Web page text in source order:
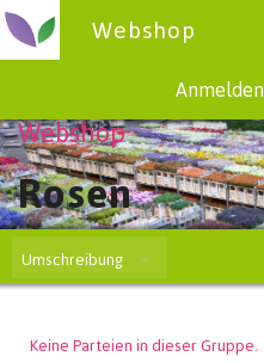
Webshop
Anmelden
Webshop
Rosen
Umschreibung
Keine Parteien in dieser Gruppe.